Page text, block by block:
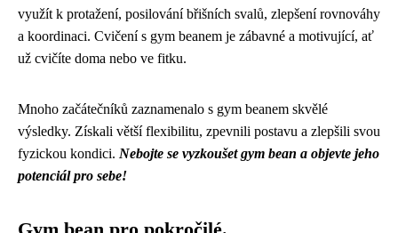
využít k protažení, posilování břišních svalů, zlepšení rovnováhy
a koordinaci. Cvičení s gym beanem je zábavné a motivující, ať
už cvičíte doma nebo ve fitku.
Mnoho začátečníků zaznamenalo s gym beanem skvělé
výsledky. Získali větší flexibilitu, zpevnili postavu a zlepšili svou
fyzickou kondici. Nebojte se vyzkoušet gym bean a objevte jeho
potenciál pro sebe!